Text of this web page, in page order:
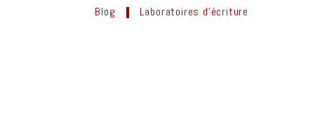
Blog Laboratoires d'écriture